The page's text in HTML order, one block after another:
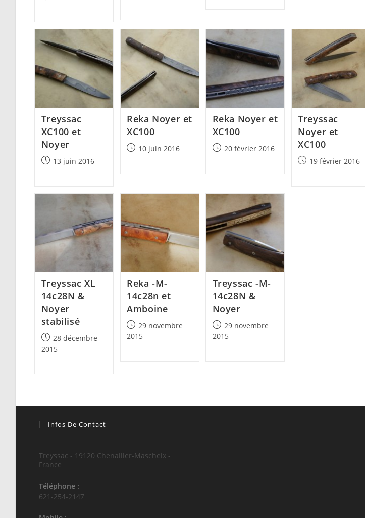
Treyssac
XC100 et
Noyer
Post13 juin 2016
Reka Noyer et
XC100
Post10 juin 2016
Reka Noyer et
XC100
Post20 février 2016
Treyssac
Noyer et
XC100
Post19 février 2016
Treyssac XL
14c28N &
Noyer
stabilisé
Post
published:
28 décembre
2015
Reka -M-
14c28n et
Amboine
Post
published:
29 novembre
2015
Treyssac -M-
14c28N &
Noyer
Post
published:
29 novembre
2015
Infos De Contact
Treyssac - 19120 Chenailler-Mascheix -
France
Téléphone :
621-254-2147